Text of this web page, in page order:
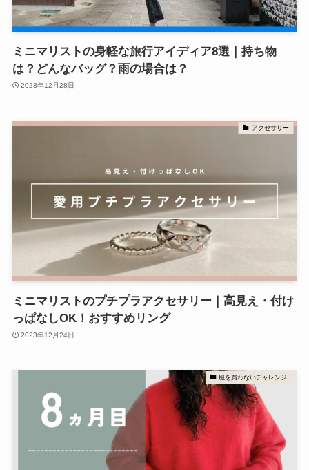
ミニマリストの身軽な旅行アイディア8選｜持ち物
は？どんなバッグ？雨の場合は？
2023年12月28日
アクセサリー
ミニマリストのプチプラアクセサリー｜高見え・付け
っぱなしOK！おすすめリング
2023年12月24日
服を買わないチャレンジ